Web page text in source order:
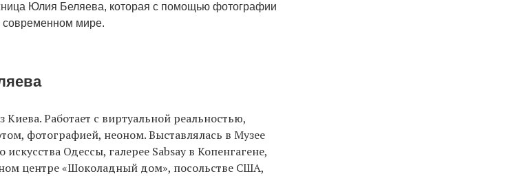
Юлия Беляева, которая с помощью фотографии
современном мире.
Работает с виртуальной реальностью,
фотографией, неоном. Выставлялась в Музее
искусства Одессы, галерее Sabsay в Копенгагене,
центре «Шоколадный дом», посольстве США,